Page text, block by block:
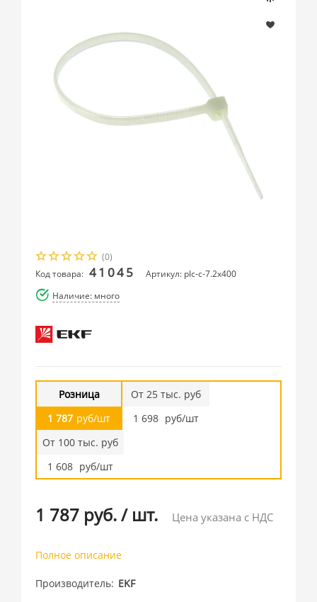
(0)
Код товара: 41045
Артикул: plc-c-7.2x400
Наличие: много
Розница
1 787 руб/шт
От 25 тыс. руб
1 698 руб/шт
От 100 тыс. руб
1 608 руб/шт
1 787 руб./ шт. Цена указана с НДС
Полное описание
Производитель EKF